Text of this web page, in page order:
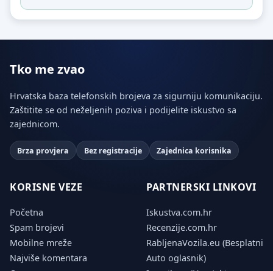
Tko me zvao
Hrvatska baza telefonskih brojeva za sigurniju komunikaciju.
Zaštitite se od neželjenih poziva i podijelite iskustvo sa
zajednicom.
Brza provjera Bez registracije Zajednica korisnika
KORISNE VEZE
Početna
Spam brojevi
Mobilne mreže
Najviše komentara
PARTNERSKI LINKOVI
Iskustva.com.hr
Recenzije.com.hr
RabljenaVozila.eu (Besplatni
Auto oglasnik)